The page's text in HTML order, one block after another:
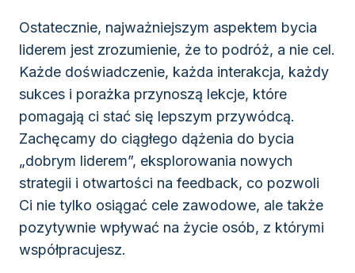
Ostatecznie, najważniejszym aspektem bycia
liderem jest zrozumienie, że to podróż, a nie cel.
Każde doświadczenie, każda interakcja, każdy
sukces i porażka przynoszą lekcje, które
pomagają ci stać się lepszym przywódcą.
Zachęcamy do ciągłego dążenia do bycia
„dobrym liderem”, eksplorowania nowych
strategii i otwartości na feedback, co pozwoli
Ci nie tylko osiągać cele zawodowe, ale także
pozytywnie wpływać na życie osób, z którymi
współpracujesz.